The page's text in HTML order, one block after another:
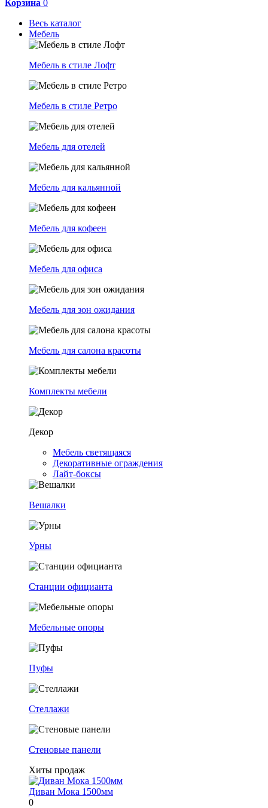
Корзина 0
Весь каталог
Мебель
Мебель в стиле Лофт
Мебель в стиле Ретро
Мебель для отелей
Мебель для кальянной
Мебель для кофеен
Мебель для офиса
Мебель для зон ожидания
Мебель для салона красоты
Комплекты мебели
Декор
Мебель светящаяся
Декоративные ограждения
Лайт-боксы
Вешалки
Урны
Станции официанта
Мебельные опоры
Пуфы
Стеллажи
Стеновые панели
Хиты продаж
Диван Мока 1500мм
0